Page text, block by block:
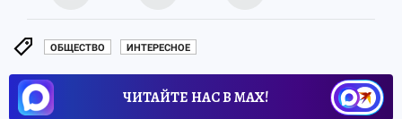
ОБЩЕСТВО ИНТЕРЕСНОЕ
ЧИТАЙТЕ НАС В МАХ!